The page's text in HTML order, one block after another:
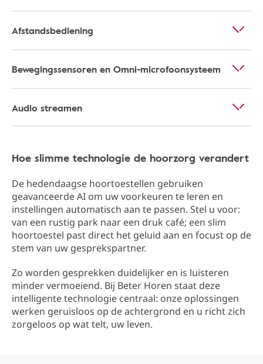
Afstandsbediening
Bewegingssensoren en Omni-microfoonsysteem
Audio streamen
Hoe slimme technologie de hoorzorg verandert
De hedendaagse hoortoestellen gebruiken
geavanceerde AI om uw voorkeuren te leren en
instellingen automatisch aan te passen. Stel u voor:
van een rustig park naar een druk café; een slim
hoortoestel past direct het geluid aan en focust op de
stem van uw gesprekspartner.
Zo worden gesprekken duidelijker en is luisteren
minder vermoeiend. Bij Beter Horen staat deze
intelligente technologie centraal: onze oplossingen
werken geruisloos op de achtergrond en u richt zich
zorgeloos op wat telt, uw leven.